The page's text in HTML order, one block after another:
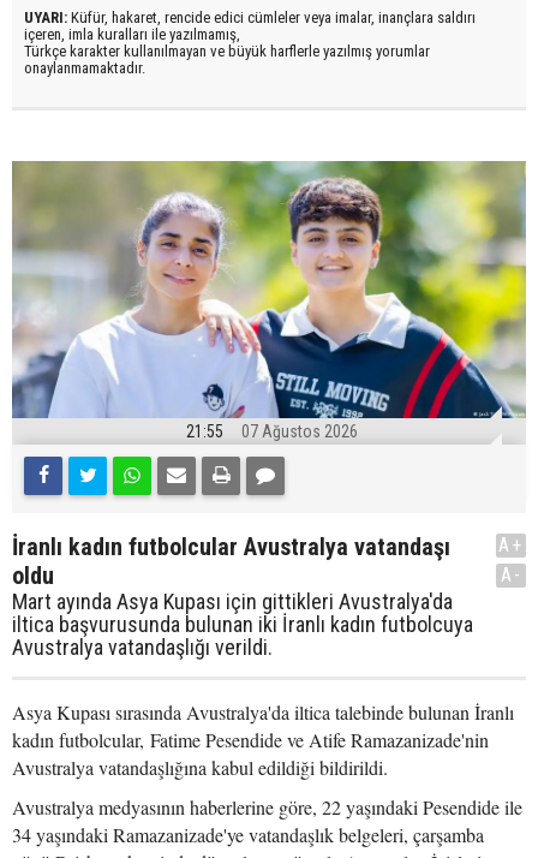
UYARI: Küfür, hakaret, rencide edici cümleler veya imalar, inançlara saldırı
içeren, imla kuralları ile yazılmamış,
Türkçe karakter kullanılmayan ve büyük harflerle yazılmış yorumlar
onaylanmamaktadır.
21:55 07 Ağustos 2026
İranlı kadın futbolcular Avustralya vatandaşı
oldu
Mart ayında Asya Kupası için gittikleri Avustralya'da
iltica başvurusunda bulunan iki İranlı kadın futbolcuya
Avustralya vatandaşlığı verildi.
A+
A-
Asya Kupası sırasında Avustralya'da iltica talebinde bulunan İranlı
kadın futbolcular, Fatime Pesendide ve Atife Ramazanizade'nin
Avustralya vatandaşlığına kabul edildiği bildirildi.
Avustralya medyasının haberlerine göre, 22 yaşındaki Pesendide ile
34 yaşındaki Ramazanizade'ye vatandaşlık belgeleri, çarşamba